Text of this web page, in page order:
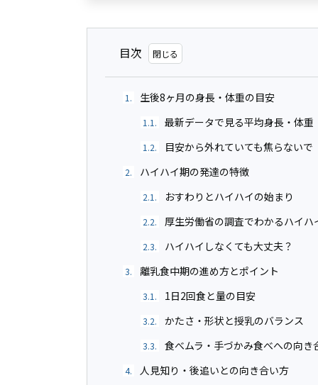
目次
1. 生後8ヶ月の身長・体重の目安
1.1. 最新データで見る平均身長・体重
1.2. 目安から外れていても焦らないで
2. ハイハイ期の発達の特徴
2.1. おすわりとハイハイの始まり
2.2. 厚生労働省の調査でわかるハイハ
2.3. ハイハイしなくても大丈夫？
3. 離乳食中期の進め方とポイント
3.1. 1日2回食と量の目安
3.2. かたさ・形状と授乳のバランス
3.3. 食べムラ・手づかみ食べへの向き
4. 人見知り・後追いとの向き合い方